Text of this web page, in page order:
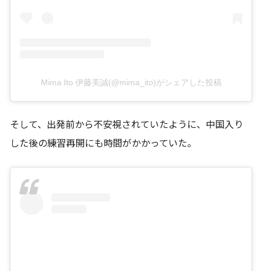
Mima Ito 伊藤美誠(@mima_ito)がシェアした投稿
そして、出発前から不安視されていたように、中国入り
した後の練習再開にも時間がかかっていた。